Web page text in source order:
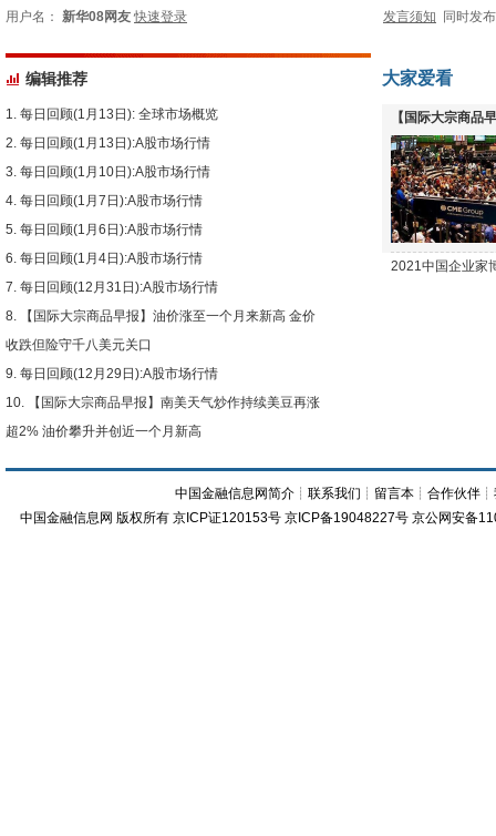
用户名： 新华08网友 快速登录 发言须知 同时发
编辑推荐
每日回顾(1月13日): 全球市场概览
每日回顾(1月13日):A股市场行情
每日回顾(1月10日):A股市场行情
每日回顾(1月7日):A股市场行情
每日回顾(1月6日):A股市场行情
每日回顾(1月4日):A股市场行情
每日回顾(12月31日):A股市场行情
【国际大宗商品早报】油价涨至一个月来新高 金价
收跌但险守千八美元关口
每日回顾(12月29日):A股市场行情
【国际大宗商品早报】南美天气炒作持续美豆再涨
超2% 油价攀升并创近一个月新高
大家爱看
【国际大宗商品
下跌
2021中国企业家
中国金融信息网简介 ┊联系我们 ┊ 留言本 ┊合作伙伴 ┊
中国金融信息网 版权所有 京ICP证120153号 京ICP备19048227号 京公网安备